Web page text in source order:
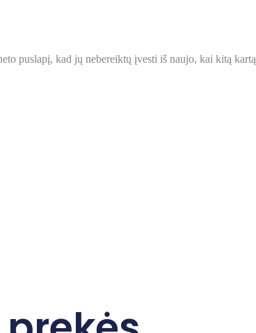
puslapį, kad jų nebereiktų įvesti iš naujo, kai kitą kartą